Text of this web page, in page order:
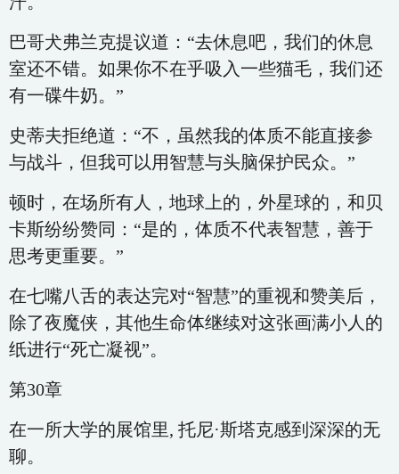
巴哥犬弗兰克提议道：“去休息吧，我们的休息
室还不错。如果你不在乎吸入一些猫毛，我们还
有一碟牛奶。”
史蒂夫拒绝道：“不，虽然我的体质不能直接参
与战斗，但我可以用智慧与头脑保护民众。”
顿时，在场所有人，地球上的，外星球的，和贝
卡斯纷纷赞同：“是的，体质不代表智慧，善于
思考更重要。”
在七嘴八舌的表达完对“智慧”的重视和赞美后，
除了夜魔侠，其他生命体继续对这张画满小人的
纸进行“死亡凝视”。
第30章
在一所大学的展馆里, 托尼·斯塔克感到深深的无
聊。